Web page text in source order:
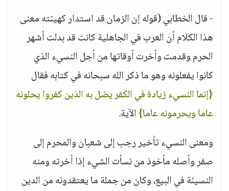
- قال الخطابي (قوله إن الزمان قد استدار كهيئته معنى
هذا الكلام أن العرب في الجاهلية كانت قد بدلت أشهر
الحرم وقدمت وأخرت أوقاتها من أجل النسيء الذي
كانوا يفعلونه وهو ما ذكر الله سبحانه في كتابه فقال
{إنما النسيء زيادة في الكفر يضل به الذين كفروا يحلونه
عاما ويحرمونه عاما}الآية.
ومعنى النسيء تأخير رجب إلى شعبان والمحرم إلى
صفر وأصله مأخوذ من نسأت الشيء إذا أخرته ومنه
النسيئة في البيع، وكان من جملة ما يعتقدونه من الدين